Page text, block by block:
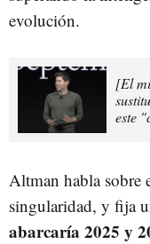
evolución.
[El
este
Altman habla sobre
singularidad, y fija
abarcaría 2025 y